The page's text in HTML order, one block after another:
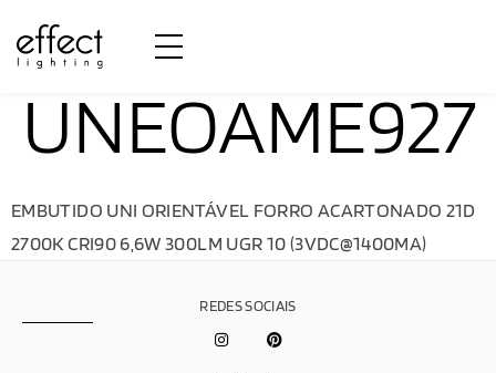
UNEOAME927
EMBUTIDO UNI ORIENTÁVEL FORRO ACARTONADO 21D
2700K CRI90 6,6W 300LM UGR 10 (3VDC@1400MA)
REDES SOCIAIS